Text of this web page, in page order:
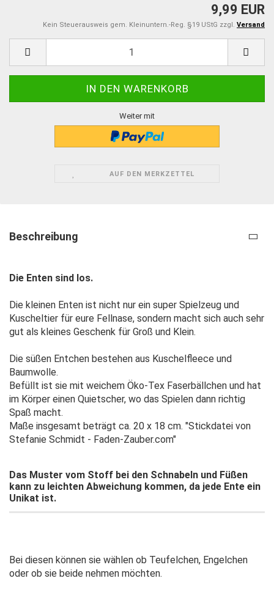
9,99 EUR
Kein Steuerausweis gem. Kleinuntern.-Reg. §19 UStG zzgl. Versand
Weiter mit
AUF DEN MERKZETTEL
Beschreibung
Die Enten sind los.
Die kleinen Enten ist nicht nur ein super Spielzeug und
Kuscheltier für eure Fellnase, sondern macht sich auch sehr
gut als kleines Geschenk für Groß und Klein.
Die süßen Entchen bestehen aus Kuschelfleece und
Baumwolle.
Befüllt ist sie mit weichem Öko-Tex Faserbällchen und hat
im Körper einen Quietscher, wo das Spielen dann richtig
Spaß macht.
Maße insgesamt beträgt ca. 20 x 18 cm. "Stickdatei von
Stefanie Schmidt - Faden-Zauber.com"
Das Muster vom Stoff bei den Schnabeln und Füßen
kann zu leichten Abweichung kommen, da jede Ente ein
Unikat ist.
Bei diesen können sie wählen ob Teufelchen, Engelchen
oder ob sie beide nehmen möchten.